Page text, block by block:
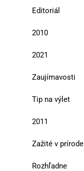
Editoriál
2010
2021
Zaujímavosti
Tip na výlet
2011
Zažité v prírode
Rozhľadne